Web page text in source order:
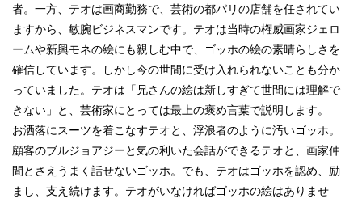
者。一方、テオは画商勤務で、芸術の都パリの店舗を任されてい
ますから、敏腕ビジネスマンです。テオは当時の権威画家ジェロ
ームや新興モネの絵にも親しむ中で、ゴッホの絵の素晴らしさを
確信しています。しかし今の世間に受け入れられないことも分か
っていました。テオは「兄さんの絵は新しすぎて世間には理解で
きない」と、芸術家にとっては最上の褒め言葉で説明します。
お洒落にスーツを着こなすテオと、浮浪者のように汚いゴッホ。
顧客のブルジョアジーと気の利いた会話ができるテオと、画家仲
間とさえうまく話せないゴッホ。でも、テオはゴッホを認め、励
まし、支え続けます。テオがいなければゴッホの絵はありませ